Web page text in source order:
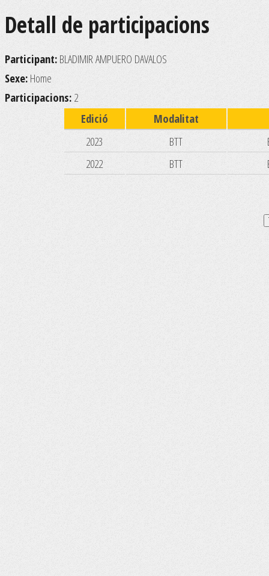
Detall de participacions
Participant: BLADIMIR AMPUERO DAVALOS
Sexe: Home
Participacions: 2
Edició
Modalitat
2023
BTT
2022
BTT